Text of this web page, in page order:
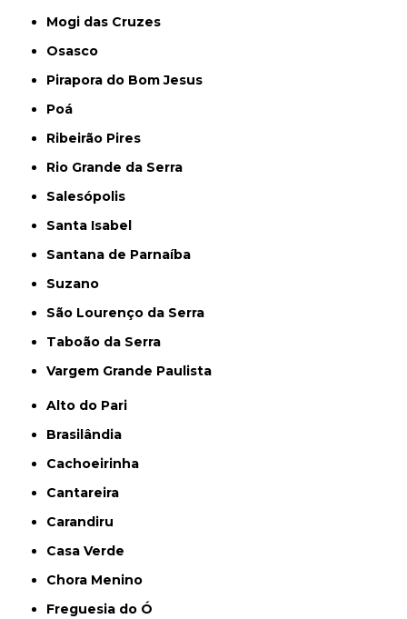
Mogi das Cruzes
Osasco
Pirapora do Bom Jesus
Poá
Ribeirão Pires
Rio Grande da Serra
Salesópolis
Santa Isabel
Santana de Parnaíba
Suzano
São Lourenço da Serra
Taboão da Serra
Vargem Grande Paulista
Alto do Pari
Brasilândia
Cachoeirinha
Cantareira
Carandiru
Casa Verde
Chora Menino
Freguesia do Ó